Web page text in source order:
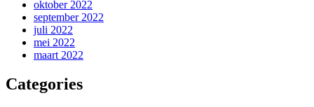
oktober 2022
september 2022
juli 2022
mei 2022
maart 2022
Categories